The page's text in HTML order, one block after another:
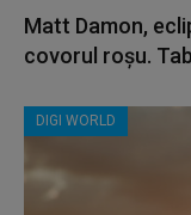
Matt Damon,
covorul roșu.
DIGI WORLD